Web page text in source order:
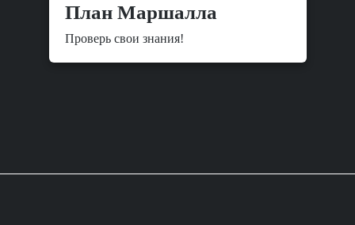
План Маршалла
Проверь свои знания!